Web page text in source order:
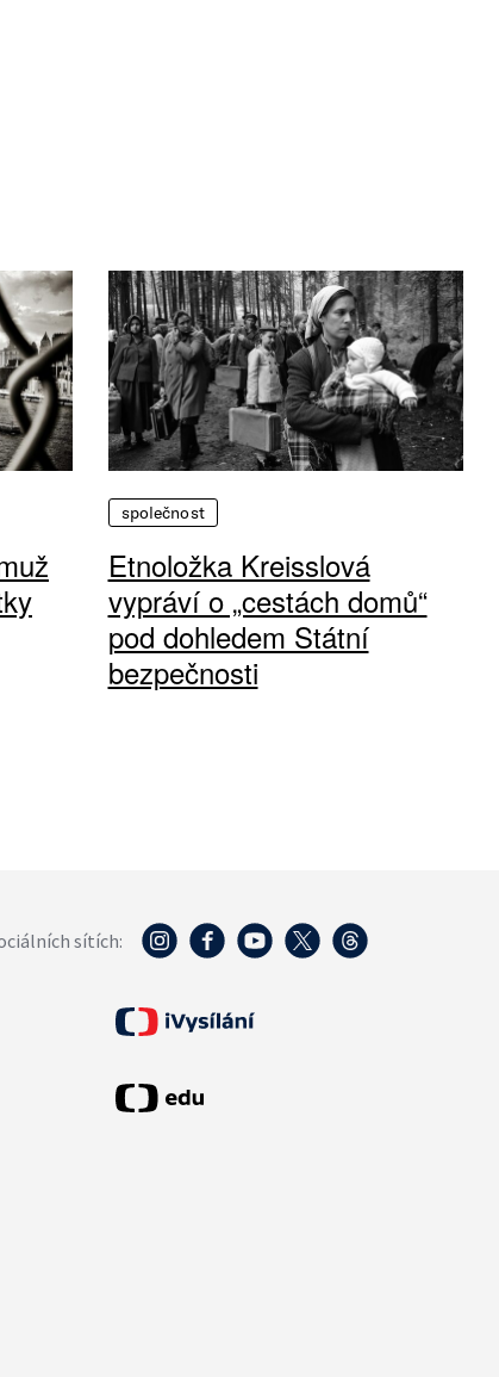
společnost
Etnoložka Kreisslová
vypráví o „cestách domů“
pod dohledem Státní
bezpečnosti
sítích: